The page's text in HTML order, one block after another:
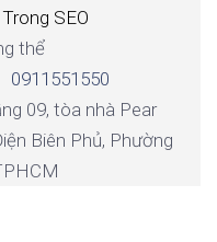
SEO
thể
0911551550
09, tòa nhà Pear
Biên Phủ, Phường